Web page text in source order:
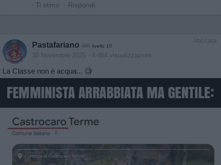
· Ti stimo · Rispondi
Vaccata
Pastafariano livello 10
30 Novembre 2025 - 4.464 visualizzazioni
La Classe non è acqua... 🧐